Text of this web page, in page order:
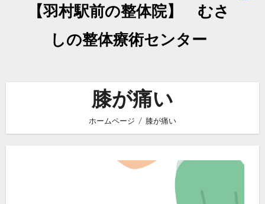
【羽村駅前の整体院】 むさ
しの整体療術センター
膝が痛い
ホームページ 膝が痛い